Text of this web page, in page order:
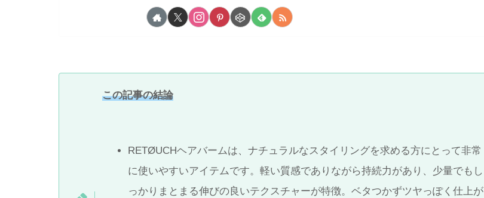
この記事の結論
RETØUCHヘアバームは、ナチュラルなスタイリングを求める方にとって非常
に使いやすいアイテムです。軽い質感でありながら持続力があり、少量でもし
っかりまとまる伸びの良いテクスチャーが特徴。ベタつかずツヤっぽく仕上が